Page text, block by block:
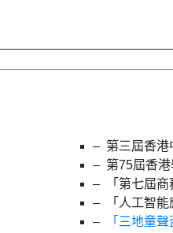
– 第三屆香港
– 第75屆香
– 「第七屆商
– 「人工智能
–
「三地童